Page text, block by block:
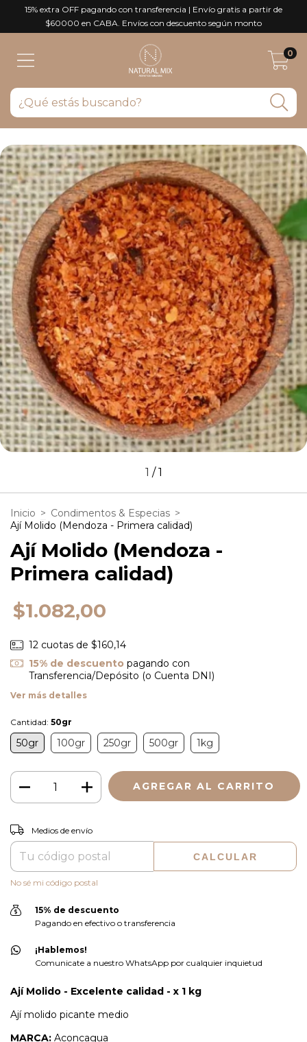
15% extra OFF pagando con transferencia | Envío gratis a partir de
$60000 en CABA. Envíos con descuento según monto
0
1 /1
Inicio > Condimentos & Especias >
Ají Molido (Mendoza - Primera calidad)
Ají Molido (Mendoza -
Primera calidad)
$1.082,00
12 cuotas de $160,14
15% de descuento pagando con
Transferencia/Depósito (o Cuenta DNI)
Ver más detalles
Cantidad: 50gr
50gr 100gr 250gr 500gr 1kg
Entregas para el CP:
Medios de envío
CALCULAR
No sé mi código postal
15% de descuento
Pagando en efectivo o transferencia
¡Hablemos!
Comunicate a nuestro WhatsApp por cualquier inquietud
Ají Molido - Excelente calidad - x 1 kg
Ají molido picante medio
MARCA: Aconcagua